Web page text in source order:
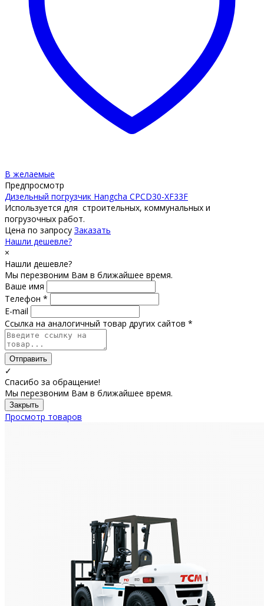
В желаемые
Предпросмотр
Дизельный погрузчик Hangcha CPCD30-XF33F
Используется для строительных, коммунальных и
погрузочных работ.
Цена по запросу Заказать
Нашли дешевле?
×
Нашли дешевле?
Мы перезвоним Вам в ближайшее время.
Ваше имя
Телефон *
E-mail
Ссылка на аналогичный товар других сайтов *
Отправить
✓
Спасибо за обращение!
Мы перезвоним Вам в ближайшее время.
Закрыть
Просмотр товаров